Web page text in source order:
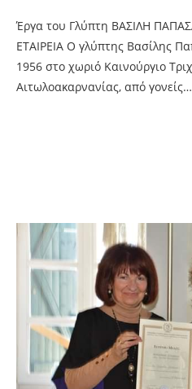
Έργα του Γλύπτη ΒΑΣΙΛΗ
ΕΤΑΙΡΕΙΑ Ο γλύπτης Βασίλης
1956 στο χωριό Καινούργιο
Αιτωλοακαρνανίας, από γονείς…